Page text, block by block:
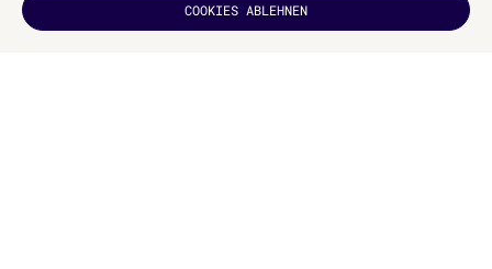
GEFALLEN?
ABONNIEREN
COOKIES ABLEHNEN